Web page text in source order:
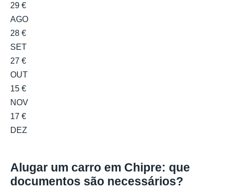
29 €
AGO
28 €
SET
27 €
OUT
15 €
NOV
17 €
DEZ
Alugar um carro em Chipre: que
documentos são necessários?